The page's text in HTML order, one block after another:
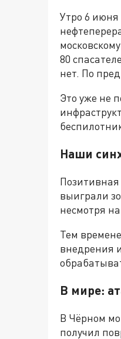
Утро 6
80
нет. По
Это уже не
Наши
выиграли
несмотря
Тем
внедрения
В мире:
В Чёрном
получил